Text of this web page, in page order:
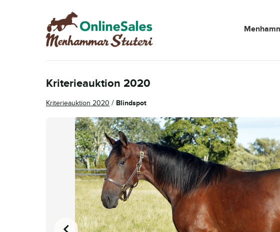
Hoppa
till
navigering
Hoppa
till
innehåll
Kriterieauktion 2020
Kriterieauktion 2020 / Blindspot